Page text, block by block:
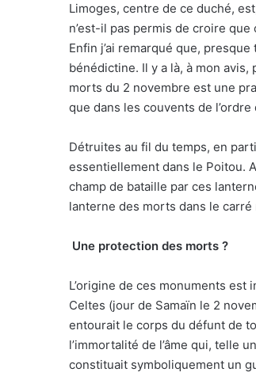
Limoges, centre de ce duché,
n’est-il pas permis de croire
Enfin j’ai remarqué que,
bénédictine. Il y a là, à mon avis,
morts du 2 novembre est une
que dans les couvents de
Détruites au fil du temps, en
essentiellement dans le Poitou.
champ de bataille par ces
lanterne des morts dans le
Une protection des morts ?
L’origine de ces monuments
Celtes (jour de Samaïn le 2
entourait le corps du défunt de
l’immortalité de l’âme qui, telle
constituait symboliquement un